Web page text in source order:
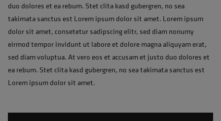
duo dolores et ea rebum. Stet clita kasd gubergren, no sea
takimata sanctus est Lorem ipsum dolor sit amet. Lorem ipsum
dolor sit amet, consetetur sadipscing elitr, sed diam nonumy
eirmod tempor invidunt ut labore et dolore magna aliquyam erat,
sed diam voluptua. At vero eos et accusam et justo duo dolores et
ea rebum. Stet clita kasd gubergren, no sea takimata sanctus est
Lorem ipsum dolor sit amet.